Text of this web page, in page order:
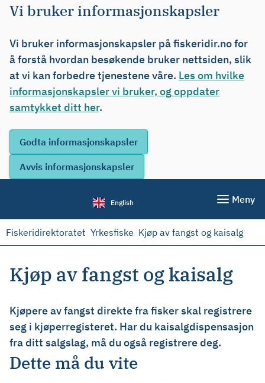
Vi bruker informasjonskapsler
Vi bruker informasjonskapsler på fiskeridir.no for
å forstå hvordan besøkende bruker nettsiden, slik
at vi kan forbedre tjenestene våre. Les om hvilke
informasjonskapsler vi bruker, og oppdater
samtykket ditt her.
English Meny
Fiskeridirektoratet Yrkesfiske Kjøp av fangst og kaisalg
Kjøp av fangst og kaisalg
Kjøpere av fangst direkte fra fisker skal registrere
seg i kjøperregisteret. Har du kaisalgdispensasjon
fra ditt salgslag, må du også registrere deg.
Dette må du vite